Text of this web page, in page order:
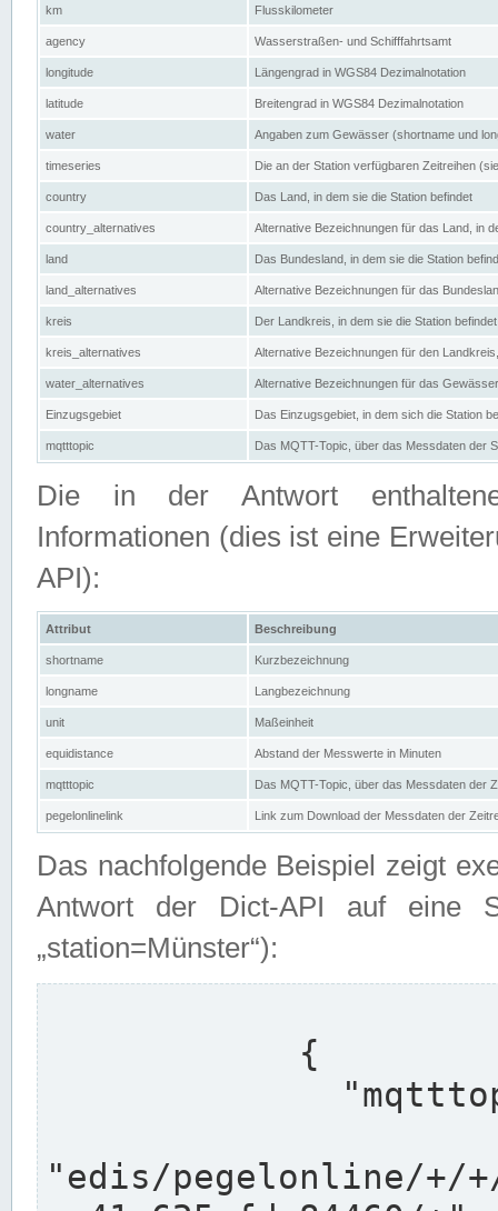
km Flusskilometer
agency Wasserstraßen- und Schifffahrtsamt
longitude Längengrad in WGS84 Dezimalnotation
latitude Breitengrad in WGS84 Dezimalnotation
water Angaben zum Gewässer (shortname und
timeseries Die an der Station verfügbaren Zeitreihen
country Das Land, in dem sie die Station befindet
country_alternatives Alternative Bezeichnungen für das Land, in
land Das Bundesland, in dem sie die Station
land_alternatives Alternative Bezeichnungen für das
kreis Der Landkreis, in dem sie die Station befindet
kreis_alternatives Alternative Bezeichnungen für den
water_alternatives Alternative Bezeichnungen für das
Einzugsgebiet Das Einzugsgebiet, in dem sich die Station
mqtttopic Das MQTT-Topic, über das Messdaten der
Die in der Antwort
Informationen (dies ist eine
API):
Attribut Beschreibung
shortname Kurzbezeichnung
longname Langbezeichnung
unit Maßeinheit
equidistance Abstand der Messwerte in Minuten
mqtttopic Das MQTT-Topic, über das Messdaten der
pegelonlinelink Link zum Download der Messdaten der
Das nachfolgende Beispiel zeigt
Antwort der Dict-API auf eine
„station=Münster“):
"edis/pegelonline/+/